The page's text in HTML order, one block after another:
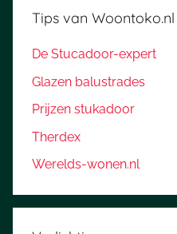
Tips van Woontoko.nl
De Stucadoor-expert
Glazen balustrades
Prijzen stukadoor
Therdex
Werelds-wonen.nl